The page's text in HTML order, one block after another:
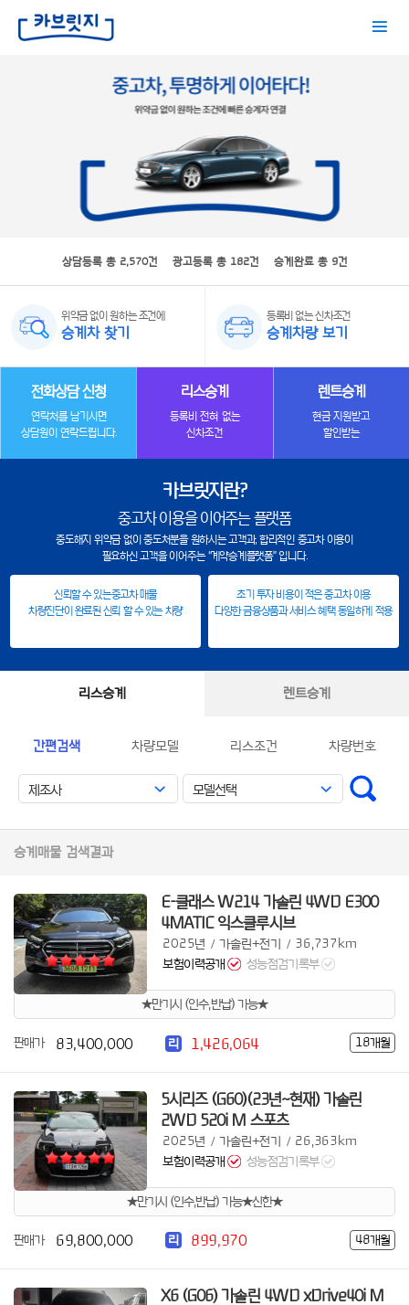
상담등록 총 2,570건 광고등록 총 182건 승계완료 총 9건
위약금 없이 원하는 조건에
승계차 찾기
등록비 없는 신차조건
승계차량 보기
전화상담 신청
연락처를 남기시면
상담원이 연락드립니다.
리스승계
등록비 전혀 없는
신차조건
렌트승계
현금 지원받고
할인받는
카브릿지란?
중고차 이용을 이어주는 플랫폼
중도해지 위약금 없이 중도처분을 원하시는 고객과, 합리적인 중고차 이용이
필요하신 고객을 이어주는 “계약승계플랫폼” 입니다.
신뢰할 수 있는중고차 매물
차량진단이 완료된 신뢰 할 수 있는 차량
초기 투자 비용이 적은 중고차 이용
다양한 금융상품과 서비스 혜택 동일하게 적용
리스승계 렌트승계
간편검색 차량모델 리스조건 차량번호
승계매물 검색결과
E-클래스 W214 가솔린 4WD E300
4MATIC 익스클루시브
2025년 / 가솔린+전기 / 36,737km
보험이력공개
성능점검기록부
★만기시 (인수,반납) 가능★
판매가 83,400,000 리 1,426,064 18개월
5시리즈 (G60)(23년~현재) 가솔린
2WD 520i M 스포츠
2025년 / 가솔린+전기 / 26,363km
보험이력공개
성능점검기록부
★만기시 (인수,반납) 가능★신한★
판매가 69,800,000 리 899,970 48개월
X6 (G06) 가솔린 4WD xDrive40i M